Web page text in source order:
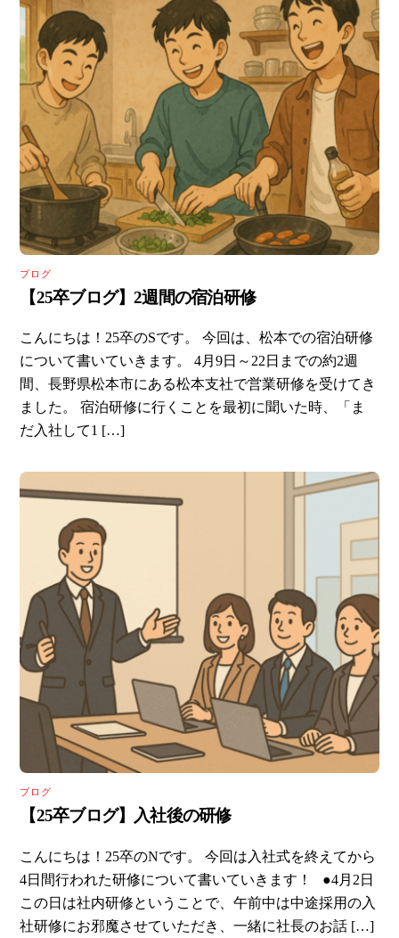
ブログ
【25卒ブログ】2週間の宿泊研修
こんにちは！25卒のSです。 今回は、松本での宿泊研修
について書いていきます。 4月9日～22日までの約2週
間、長野県松本市にある松本支社で営業研修を受けてき
ました。 宿泊研修に行くことを最初に聞いた時、「ま
だ入社して1 […]
ブログ
【25卒ブログ】入社後の研修
こんにちは！25卒のNです。 今回は入社式を終えてから
4日間行われた研修について書いていきます！ ●4月2日
この日は社内研修ということで、午前中は中途採用の入
社研修にお邪魔させていただき、一緒に社長のお話 […]